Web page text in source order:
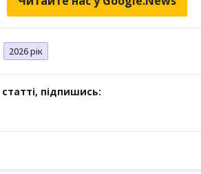
2026 рік
статті, підпишись: